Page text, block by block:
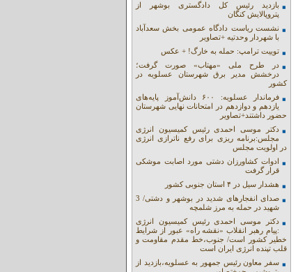
بازدید رئیس کل دادگستری بوشهر از
پتروپالایش کنگان
نشست ریاست دادگاه عمومی بخش سعدآباد
با شهردار وحدتیه +تصاویر
توییت ترامپ: حمله به خارگ! + عکس
در طرح ملی «مهتاب» صورت گرفت؛
درخشش مدیر برق شهرستان عسلویه در
کشور
فرماندار عسلویه: ۶۰۰ دانش‌آموز پایه‌های
یازدهم و دوازدهم در امتحانات نهایی شهرستان
حضور داشتند+تصاویر
دکتر موسی احمدی رئیس کمیسیون انرژی
مجلس:برنامه ریزی برای رفع ناترازی انرژی
در اولویت مجلس
ادوات کشاورزان دشتی مورد اصابت موشکی
قرار گرفت
هشدار سیل در ۴ استان جنوبی کشور
صدای انفجارهای شدید در بوشهر و دشتی/ 3
شهید در حمله به مرز شلمچه
دکتر موسی احمدی رئیس کمیسیون انرژی
:پیام رهبر انقلاب «نقشه راه» عبور از شرایط
خطیر کشور است/ جنوب،خط مقدم مقاومت و
قلب تپنده انرژی ایران است
سفر معاون رئیس جمهور به عسلویه،بازدید از